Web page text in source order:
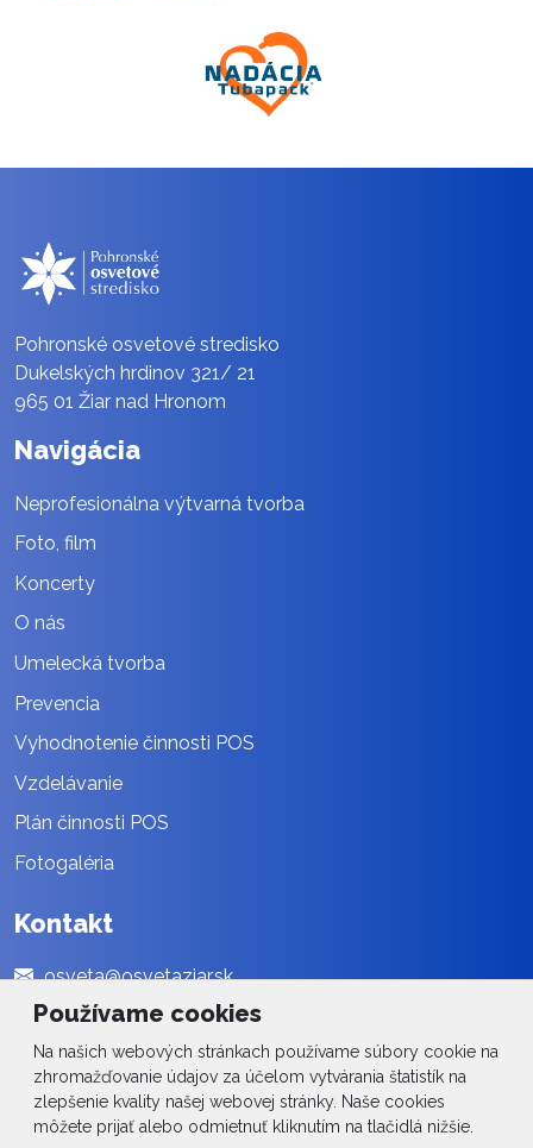
Používame cookies
Na našich webových stránkach používame súbory cookie na
zhromažďovanie údajov za účelom vytvárania štatistík na
zlepšenie kvality našej webovej stránky. Naše cookies
môžete prijať alebo odmietnuť kliknutím na tlačidlá nižšie.
Pohronské osvetové stredisko
Dukelských hrdinov 321/ 21
965 01 Žiar nad Hronom
Navigácia
Neprofesionálna výtvarná tvorba
Foto, film
Koncerty
O nás
Umelecká tvorba
Prevencia
Vyhodnotenie činnosti POS
Vzdelávanie
Plán činnosti POS
Fotogaléria
Kontakt
osveta@osvetaziar.sk
045 / 678 13 01
Social
Facebook